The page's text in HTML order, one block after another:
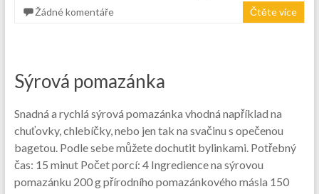
Žádné komentáře
Čtěte více
Sýrová pomazánka
Snadná a rychlá sýrová pomazánka vhodná například na
chuťovky, chlebíčky, nebo jen tak na svačinu s opečenou
bagetou. Podle sebe můžete dochutit bylinkami. Potřebný
čas: 15 minut Počet porcí: 4 Ingredience na sýrovou
pomazánku 200 g přírodního pomazánkového másla 150